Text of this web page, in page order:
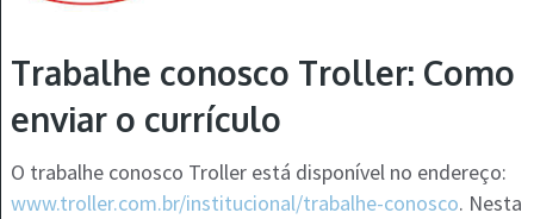
Trabalhe conosco Troller: Como
enviar o currículo
O trabalhe conosco Troller está disponível no endereço:
www.troller.com.br/institucional/trabalhe-conosco. Nesta